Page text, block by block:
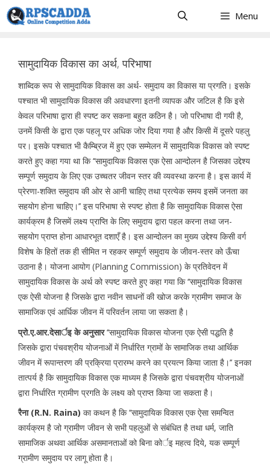
Skip
to
Menu
सामुदायिक विकास का अर्थ, परिभाषा
शाब्दिक रूप से सामुदायिक विकास का अर्थ- समुदाय का विकास या प्रगति। इसके
पश्चात भी सामुदायिक विकास की अवधारणा इतनी व्यापक और जटिल है कि इसे
केवल परिभाषा द्वारा ही स्पष्ट कर सकना बहुत कठिन है। जो परिभाषा दी गयी है,
उनमें किसी के द्वारा एक पहलू पर अधिक जोर दिया गया है और किसी में दूसरे पहलु
पर। इसके पश्चात भी कैम्ब्रिज में हुए एक सम्मेलन में सामुदायिक विकास को स्पष्ट
करते हुए कहा गया था कि ‘‘सामुदायिक विकास एक ऐसा आन्दोलन है जिसका उद्देश्य
सम्पूर्ण समुदाय के लिए एक उच्चतर जीवन स्तर की व्यवस्था करना है। इस कार्य में
प्रेरणा-शक्ति समुदाय की ओर से आनी चाहिए तथा प्रत्येक समय इसमें जनता का
सहयोग होना चाहिए।’’ इस परिभाषा से स्पष्ट होता है कि सामुदायिक विकास ऐसा
कार्यक्रम है जिसमें लक्ष्य प्राप्ति के लिए समुदाय द्वारा पहल करना तथा जन-
सहयोग प्राप्त होना आधारभूत दशाएँ है। इस आन्दोलन का मुख्य उद्देश्य किसी वर्ग
विशेष के हितों तक ही सीमित न रहकर सम्पूर्ण समुदाय के जीवन-स्तर को ऊँचा
उठाना है। योजना आयोग (Planning Commission) के प्रतिवेदन में
सामुदायिक विकास के अर्थ को स्पष्ट करते हुए कहा गया कि ‘‘सामुदायिक विकास
एक ऐसी योजना है जिसके द्वारा नवीन साधनों की खोज करके ग्रामीण समाज के
सामाजिक एवं आर्धिक जीवन में परिवर्तन लाया जा सकता है।
प्रो.ए.आर.देसार्इ के अनुसार‘‘सामुदायिक विकास योजना एक ऐसी पद्धति है
जिसके द्वारा पंचवश्रीय योजनाओं में निर्धारित ग्रामों के सामाजिक तथा आर्थिक
जीवन में रूपान्तरण की प्रक्रिया प्रारम्भ करने का प्रयत्न किया जाता है।’’ इनका
तात्पर्य है कि सामुदायिक विकास एक माध्यम है जिसके द्वारा पंचवश्रीय योजनाओं
द्वारा निर्धारित ग्रामीण प्रगति के लक्ष्य को प्राप्त किया जा सकता है।
रैना (R.N. Raina) का कथन है कि ‘‘सामुदायिक विकास एक ऐसा समन्वित
कार्यक्रम है जो ग्रामीण जीवन से सभी पहलुओं से संबंधित है तथा धर्म, जाति
सामाजिक अथवा आर्थिक असमानताओं को बिना कोर्इ महत्व दिये, यक सम्पूर्ण
ग्रामीण समुदाय पर लागू होता है।